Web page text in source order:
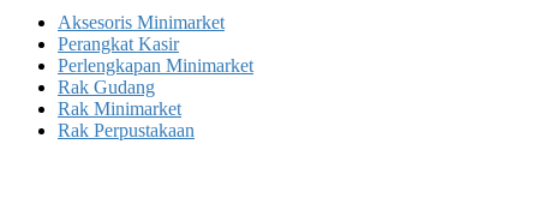
Aksesoris Minimarket
Perangkat Kasir
Perlengkapan Minimarket
Rak Gudang
Rak Minimarket
Rak Perpustakaan